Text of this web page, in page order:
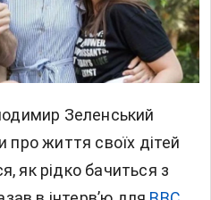
Зеленський
про життя своїх дітей
як рідко бачиться з